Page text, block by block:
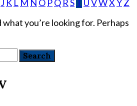
J K L M N O PQ RST UVWXYZ
what you’re looking for. Perhaps